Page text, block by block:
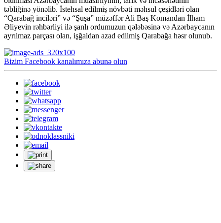
təbliğinə yönəlib. İstehsal edilmiş növbəti məhsul çeşidləri olan
“Qarabağ inciləri” və “Şuşa” müzəffər Ali Baş Komandan İlham
Əliyevin rəhbərliyi ilə şanlı ordumuzun qələbəsinə və Azərbaycanın
ayrılmaz parçası olan, işğaldan azad edilmiş Qarabağa həsr olunub.
Bizim Facebook kanalımıza abunə olun